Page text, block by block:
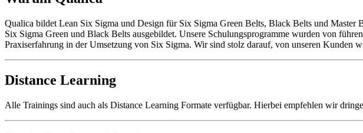
Qualica bildet Lean Six Sigma und Design für Six Sigma Green Belts, Black Belts und Master
Six Sigma Green und Black Belts ausgebildet. Unsere Schulungsprogramme wurden von
Praxiserfahrung in der Umsetzung von Six Sigma. Wir sind stolz darauf, von unseren Kunden
Distance Learning
Alle Trainings sind auch als Distance Learning Formate verfügbar. Hierbei empfehlen wir